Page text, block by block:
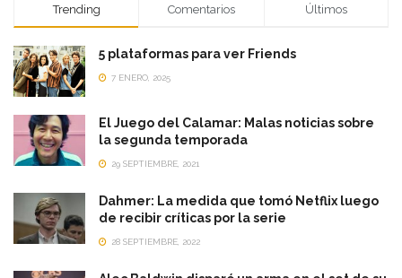
Trending Comentarios Últimos
5 plataformas para ver Friends
7 ENERO, 2025
El Juego del Calamar: Malas noticias sobre
la segunda temporada
29 SEPTIEMBRE, 2021
Dahmer: La medida que tomó Netflix luego
de recibir críticas por la serie
28 SEPTIEMBRE, 2022